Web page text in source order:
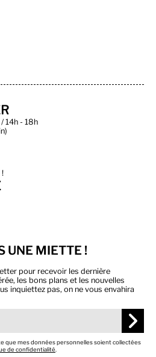
14h - 18h
!
UNE MIETTE !
pour recevoir les dernière
les bons plans et les nouvelles
inquiettez pas, on ne vous envahira
que mes données personnelles soient collectées
de confidentialité